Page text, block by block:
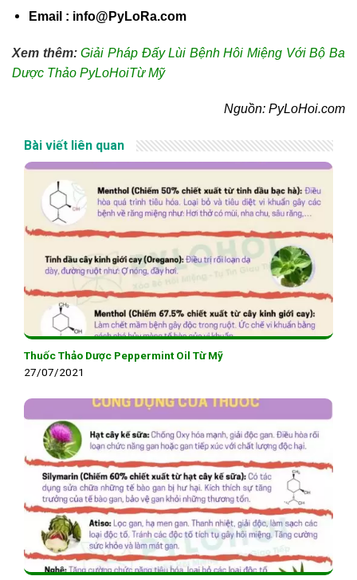
Email : info@PyLoRa.com
Xem thêm: Giải Pháp Đấy Lùi Bệnh Hôi Miệng Với Bộ Ba
Dược Thảo PyLoHoiTừ Mỹ
Nguồn: PyLoHoi.com
Bài viết liên quan
Thuốc Thảo Dược Peppermint Oil Từ Mỹ
27/07/2021